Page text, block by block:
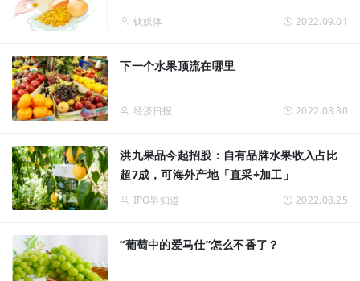
钛媒体 2022.09.01
下一个水果顶流在哪里
经济日报 2022.08.30
洪九果品今起招股：自有品牌水果收入占比
超7成，可海外产地「直采+加工」
IPO早知道 2022.08.25
“葡萄中的爱马仕”怎么不香了？